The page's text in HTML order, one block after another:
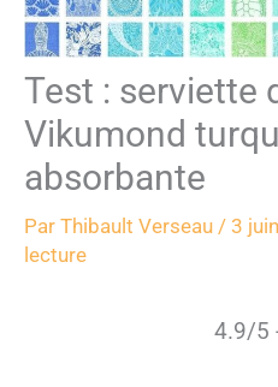
Test : serviette
Vikumond
absorbante
Par Thibault Verseau / 3
lecture
4.9/5